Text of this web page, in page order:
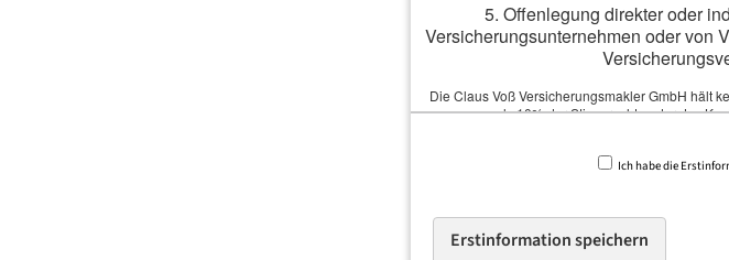
Rechtliche Hinweise·Datenschutz·
5. Offenlegung direkter oder
Versicherungsunternehmen oder von
Die Claus Voß Versicherungsmakler GmbH hält
als 10% der Stimmrechte oder des
Postfach 08
Ich habe die
Erstinformation speichern